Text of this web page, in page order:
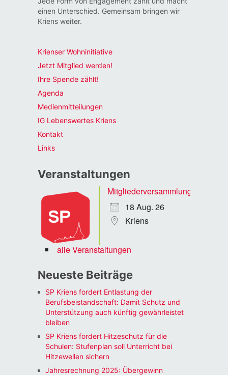
einen Unterschied. Gemeinsam bringen wir
Kriens weiter.
Krienser Wohninitiative
Jetzt Mitglied werden!
Ihre Spende zählt!
Agenda
Medienmitteilungen
IG Lebenswertes Kriens
Kontakt
Links
Veranstaltungen
Mitgliederversammlung
18 Aug. 26
Kriens
alle Veranstaltungen
Neueste Beiträge
SP Kriens fordert Entlastung der
Berufsbeistandschaft: Damit Schutz und
Unterstützung auch künftig gewährleistet
bleiben
SP Kriens fordert Hitzeschutz für die
Schulen: Stufenplan soll Unterricht bei
Hitzewellen sichern
Jahresrechnung 2025: Übergewinn